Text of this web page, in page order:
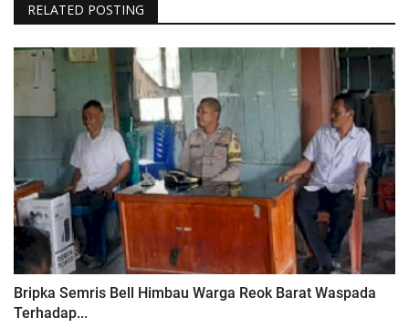
RELATED POSTING
Bripka Semris Bell Himbau Warga Reok Barat Waspada
Terhadap...